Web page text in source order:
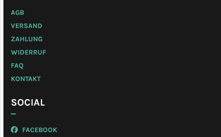
AGB
VERSAND
ZAHLUNG
WIDERRUF
FAQ
KONTAKT
SOCIAL
FACEBOOK